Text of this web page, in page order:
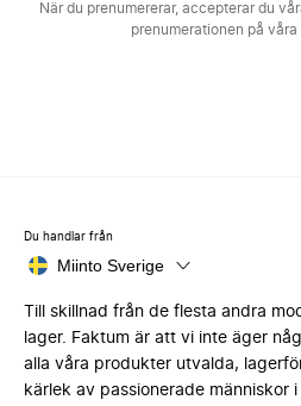
När du prenumererar, accepterar du
prenumerationen på
Du handlar från
Miinto Sverige
Till skillnad från de flesta andra
lager. Faktum är att vi inte äger
alla våra produkter utvalda,
kärlek av passionerade människor